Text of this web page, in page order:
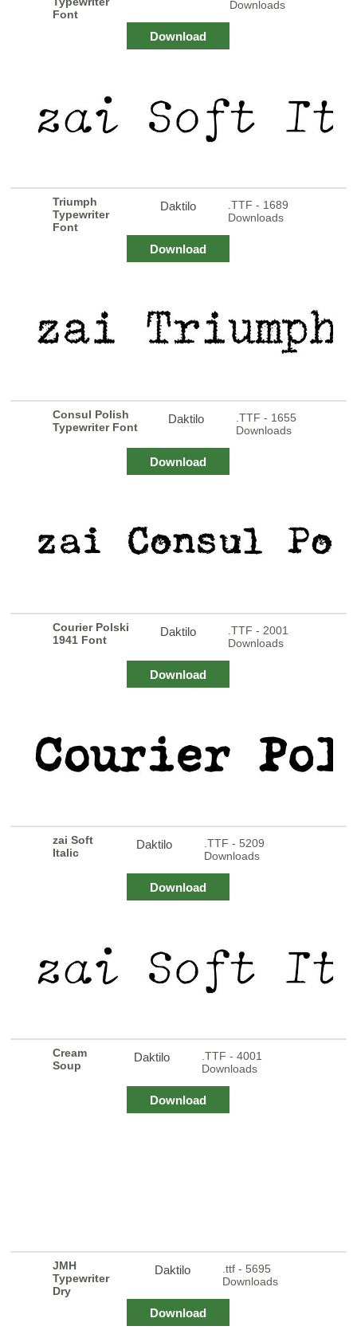
Font
Downloads
Download
Triumph
Typewriter
Font
Daktilo
.TTF - 1689
Downloads
Download
Consul Polish
Typewriter Font
Daktilo
.TTF - 1655
Downloads
Download
Courier Polski
1941 Font
Daktilo
.TTF - 2001
Downloads
Download
zai Soft
Italic
Daktilo
.TTF - 5209
Downloads
Download
Cream
Soup
Daktilo
.TTF - 4001
Downloads
Download
JMH
Typewriter
Dry
Daktilo
.ttf - 5695
Downloads
Download